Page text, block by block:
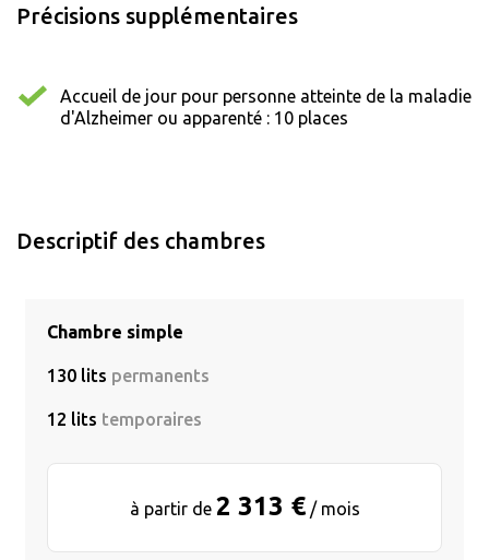
Précisions supplémentaires
Accueil de jour pour personne atteinte de la maladie
d'Alzheimer ou apparenté : 10 places
Descriptif des chambres
Chambre simple
130 lits permanents
12 lits temporaires
à partir de 2 313 €/ mois